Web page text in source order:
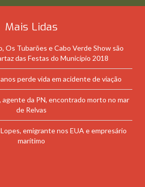
Mais Lidas
Os Tubarões e Cabo Verde Show são
das Festas do Município 2018
perde vida em acidente de viação
agente da PN, encontrado morto no mar
de Relvas
emigrante nos EUA e empresário
marítimo